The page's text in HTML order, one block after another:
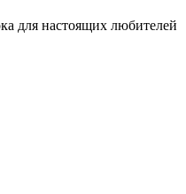
для настоящих любителей